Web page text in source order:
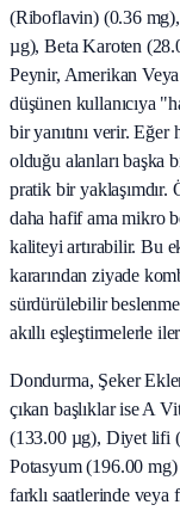
(Riboflavin) (0.36
µg), Beta Karoten
Peynir, Amerikan
düşünen kullanıcıya
bir yanıtını verir.
olduğu alanları başka
pratik bir yaklaşımdır.
daha hafif ama mikro
kaliteyi artırabilir. Bu
kararından ziyade
sürdürülebilir
akıllı eşleştirmelerle
Dondurma, Şeker
çıkan başlıklar ise A
(133.00 µg), Diyet lifi
Potasyum (196.00
farklı saatlerinde